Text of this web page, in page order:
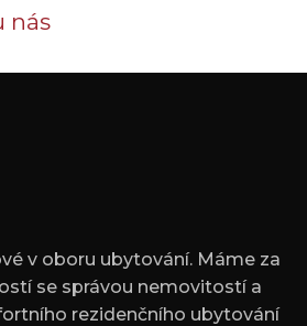
nás
v oboru ubytování. Máme za
se správou nemovitostí a
rezidenčního ubytování